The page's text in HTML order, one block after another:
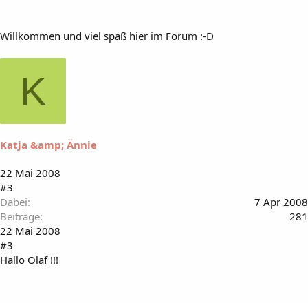
Willkommen und viel spaß hier im Forum :-D
K
Katja &amp; Ännie
22 Mai 2008
#3
Dabei
7 Apr 2008
Beiträge
281
22 Mai 2008
#3
Hallo Olaf !!!